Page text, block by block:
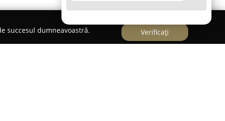
succesul dumneavoastră.
Verificați